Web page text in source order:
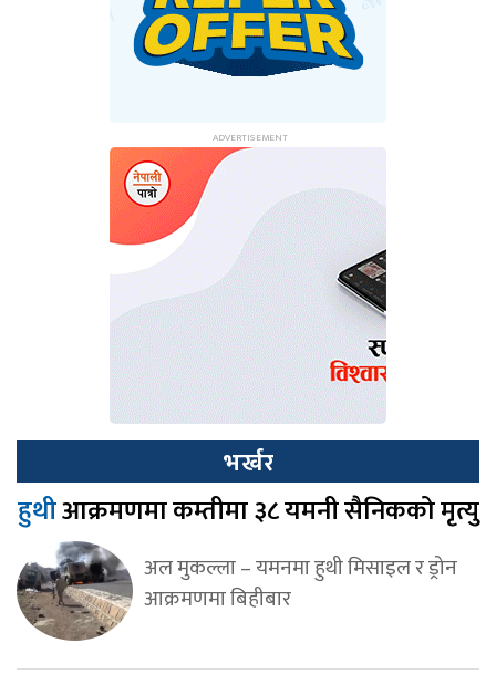
भर्खर
हुथीआक्रमणमा कम्तीमा ३८ यमनी सैनिकको मृत्यु
अल मुकल्ला – यमनमा हुथी मिसाइल र ड्रोन
आक्रमणमा बिहीबार